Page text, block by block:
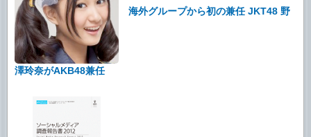
海外グループから初の兼任 JKT48 野
澤玲奈がAKB48兼任